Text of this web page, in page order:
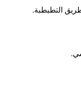
التطبطبة.
.